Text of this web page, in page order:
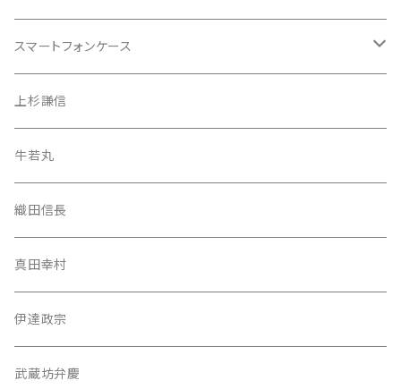
織田信長
上杉謙信
牛若丸（源義経）
武蔵坊弁慶
牛若丸
織田信長
真田幸村
伊達政宗
武蔵坊弁慶
スマートフォンケース
iPhone 13 Pro Max
iPhone 13 Pro
iPhone 13 mini
iPhone 13
iPhone 12 Pro Max
iPhone 12 Pro
上杉謙信
牛若丸
織田信長
真田幸村
伊達政宗
武蔵坊弁慶